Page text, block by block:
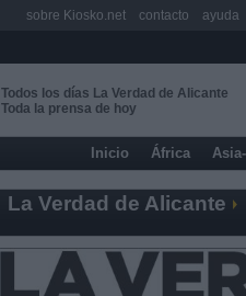
Todos los días La Verdad de Alicante
Toda la prensa de hoy
Inicio África
La Verdad de Alicante
sobre Kiosko.net contacto ayuda